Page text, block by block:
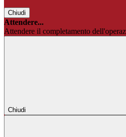
Chiudi
Attendere...
Attendere il completamento
Chiudi